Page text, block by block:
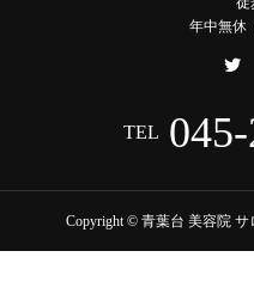
年中無休
TEL
Copyright © 青葉台 美容院 サ